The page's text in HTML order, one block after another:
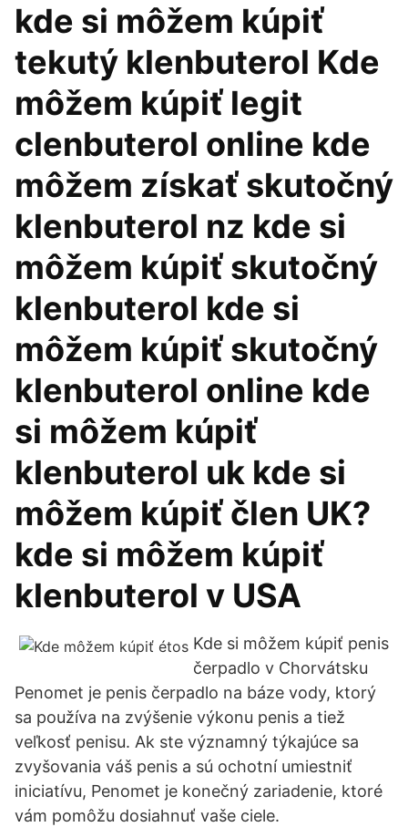
kde si môžem kúpiť
tekutý klenbuterol Kde
môžem kúpiť legit
clenbuterol online kde
môžem získať skutočný
klenbuterol nz kde si
môžem kúpiť skutočný
klenbuterol kde si
môžem kúpiť skutočný
klenbuterol online kde
si môžem kúpiť
klenbuterol uk kde si
môžem kúpiť člen UK?
kde si môžem kúpiť
klenbuterol v USA
Kde si môžem kúpiť penis
čerpadlo v Chorvátsku
Penomet je penis čerpadlo na báze vody, ktorý
sa používa na zvýšenie výkonu penis a tiež
veľkosť penisu. Ak ste významný týkajúce sa
zvyšovania váš penis a sú ochotní umiestniť
iniciatívu, Penomet je konečný zariadenie, ktoré
vám pomôžu dosiahnuť vaše ciele.